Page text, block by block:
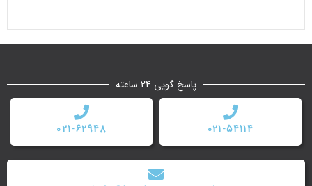
پاسخ گویی 24 ساعته
021-54114
021-62948